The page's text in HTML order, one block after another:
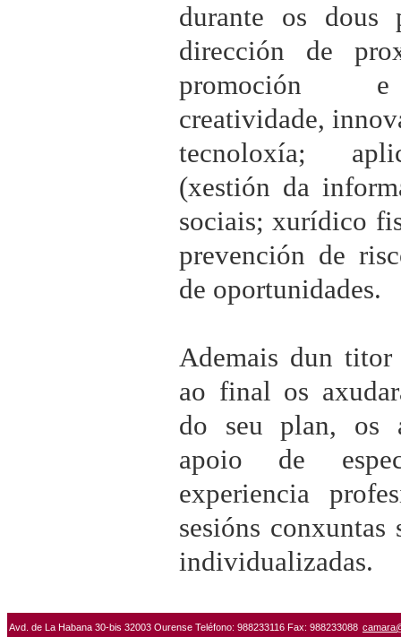
durante os dous
dirección de
promoción e
creatividade,
tecnoloxía;
(xestión da
sociais; xurídico
prevención de
de oportunidades.
Ademais dun
ao final os
do seu plan, os
apoio de
experiencia
sesións conxuntas
individualizadas.
Avd. de La Habana 30-bis 32003 Ourense Teléfono: 988233116 Fax: 988233088